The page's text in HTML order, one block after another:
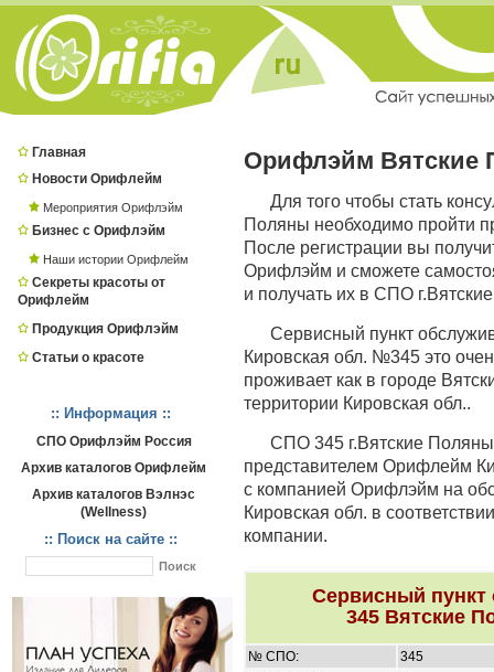
Главная
Новости Орифлейм
Мероприятия Орифлэйм
Бизнес с Орифлэйм
Наши истории Орифлейм
Секреты красоты от
Орифлейм
Продукция Орифлэйм
Статьи о красоте
:: Информация ::
СПО Орифлэйм Россия
Архив каталогов Орифлейм
Архив каталогов Вэлнэс
(Wellness)
:: Поиск на сайте ::
Орифлэйм Вятские
Для того чтобы стать
Поляны необходимо пройти
После регистрации вы
Орифлэйм и сможете
и получать их в СПО
Сервисный пункт
Кировская обл. №345 это
проживает как в городе
территории Кировская обл..
СПО 345 г.Вятские
представителем Орифлейм
с компанией Орифлэйм на
Кировская обл. в
компании.
Сервисный
345 Вятские
№ СПО:
345